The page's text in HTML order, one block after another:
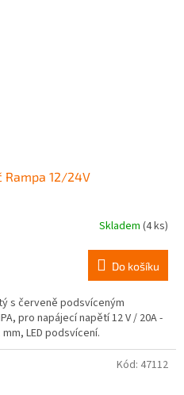
Rampa 12/24V
Skladem (4 ks)
Do košíku
s červeně podsvíceným
pro napájecí napětí 12 V / 20A -
LED podsvícení.
Kód: 47112